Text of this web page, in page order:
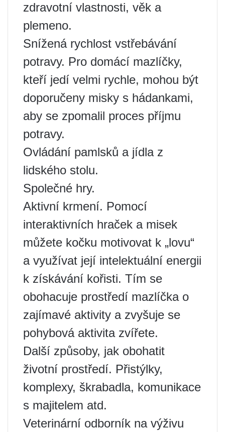
zdravotní vlastnosti, věk a
plemeno.
Snížená rychlost vstřebávání
potravy. Pro domácí mazlíčky,
kteří jedí velmi rychle, mohou být
doporučeny misky s hádankami,
aby se zpomalil proces příjmu
potravy.
Ovládání pamlsků a jídla z
lidského stolu.
Společné hry.
Aktivní krmení. Pomocí
interaktivních hraček a misek
můžete kočku motivovat k „lovu“
a využívat její intelektuální energii
k získávání kořisti. Tím se
obohacuje prostředí mazlíčka o
zajímavé aktivity a zvyšuje se
pohybová aktivita zvířete.
Další způsoby, jak obohatit
životní prostředí. Přistýlky,
komplexy, škrabadla, komunikace
s majitelem atd.
Veterinární odborník na výživu